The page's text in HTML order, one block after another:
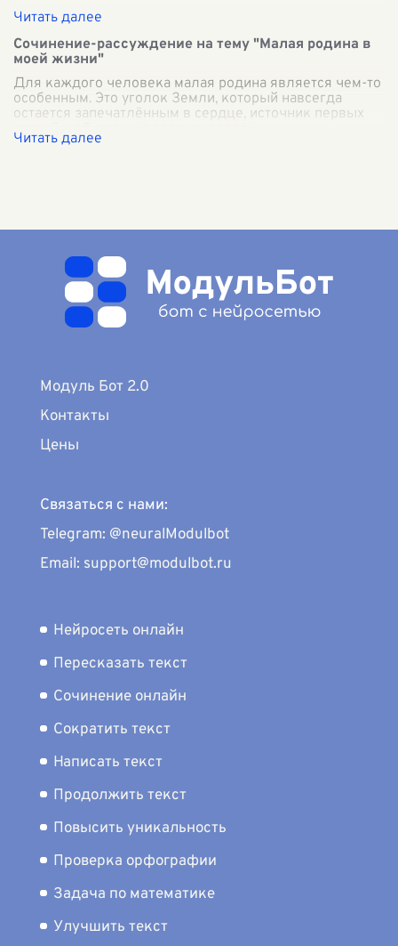
Сочинение-рассуждение на тему "Малая родина в
моей жизни"
Для каждого человека малая родина является чем-то
особенным. Это уголок Земли, который навсегда
остается запечатлённым в сердце, источник первых
знаний и обиталище детских воспомин
Модуль Бот 2.0
Контакты
Цены
Связаться с нами:
Telegram: @neuralModulbot
Email: support@modulbot.ru
Нейросеть онлайн
Пересказать текст
Сочинение онлайн
Сократить текст
Написать текст
Продолжить текст
Повысить уникальность
Проверка орфографии
Задача по математике
Улучшить текст